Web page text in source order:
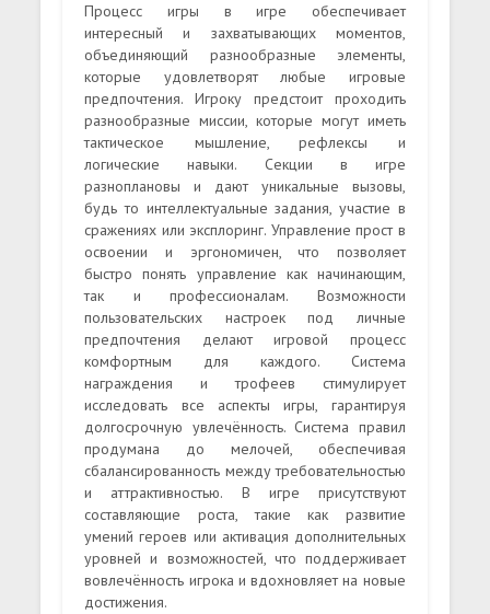
Процесс игры в игре обеспечивает
интересный и захватывающих моментов,
объединяющий разнообразные элементы,
которые удовлетворят любые игровые
предпочтения. Игроку предстоит проходить
разнообразные миссии, которые могут иметь
тактическое мышление, рефлексы и
логические навыки. Секции в игре
разноплановы и дают уникальные вызовы,
будь то интеллектуальные задания, участие в
сражениях или эксплоринг. Управление прост в
освоении и эргономичен, что позволяет
быстро понять управление как начинающим,
так и профессионалам. Возможности
пользовательских настроек под личные
предпочтения делают игровой процесс
комфортным для каждого. Система
награждения и трофеев стимулирует
исследовать все аспекты игры, гарантируя
долгосрочную увлечённость. Система правил
продумана до мелочей, обеспечивая
сбалансированность между требовательностью
и аттрактивностью. В игре присутствуют
составляющие роста, такие как развитие
умений героев или активация дополнительных
уровней и возможностей, что поддерживает
вовлечённость игрока и вдохновляет на новые
достижения.